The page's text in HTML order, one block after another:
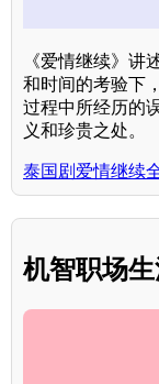
《爱情继续》讲
和时间的考验下
过程中所经历的
义和珍贵之处。
泰国剧爱情继续
机智职场